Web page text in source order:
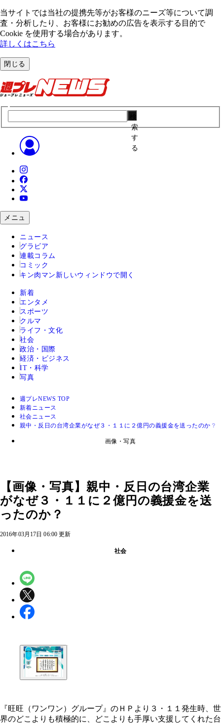
当サイトでは当社の提携先等がお客様のニーズ等について調
査・分析したり、お客様にお勧めの広告を表⽰する⽬的で
Cookie を使⽤する場合があります。
詳しくはこちら
閉じる
索
す
る
メニュ
ニュース
グラビア
連載コラム
コミック
キン肉マン 新しいウィンドウで開く
新着
エンタメ
スポーツ
クルマ
ライフ・文化
社会
政治・国際
経済・ビジネス
IT・科学
写真
週プレNEWS TOP
新着ニュース
社会ニュース
親中・反日の台湾企業がなぜ３・１１に２億円の義援金を送ったのか？
画像・写真
【画像・写真】親中・反日の台湾企業
がなぜ３・１１に２億円の義援金を送
ったのか？
2016年03月17日 06:00 更新
社会
『旺旺（ワンワン）グループ』のＨＰより３・１１発生時、世
界のどこよりも積極的に、どこよりも手厚い支援してくれた台